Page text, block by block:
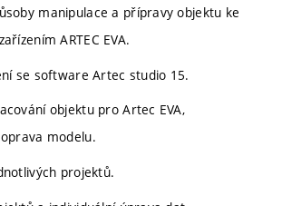
manipulace a přípravy objektu ke
ARTEC EVA.
se software Artec studio 15.
objektu pro Artec EVA,
modelu.
projektů.